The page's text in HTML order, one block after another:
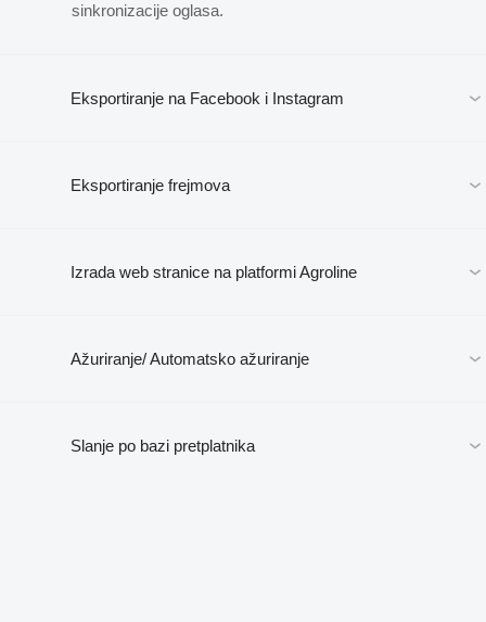
sinkronizacije oglasa.
Eksportiranje na Facebook i Instagram
Eksportiranje frejmova
Izrada web stranice na platformi Agroline
Ažuriranje/ Automatsko ažuriranje
Slanje po bazi pretplatnika